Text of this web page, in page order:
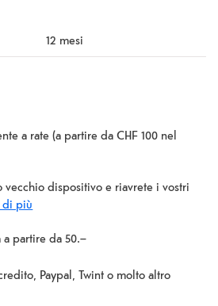
12 mesi
a rate (a partire da CHF 100 nel
vecchio dispositivo e riavrete i vostri
di più
partire da 50.–
Paypal, Twint o molto altro